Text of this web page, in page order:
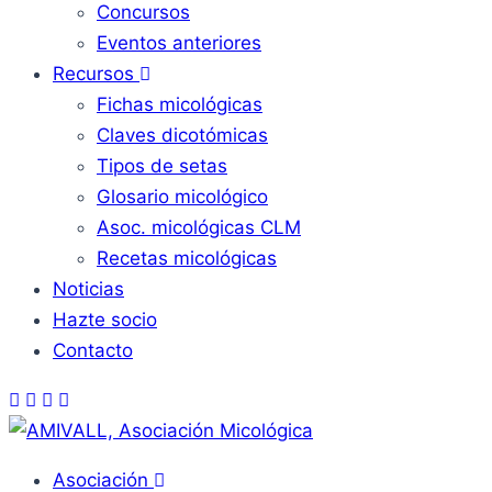
Concursos
Eventos anteriores
Recursos
Fichas micológicas
Claves dicotómicas
Tipos de setas
Glosario micológico
Asoc. micológicas CLM
Recetas micológicas
Noticias
Hazte socio
Contacto
Asociación